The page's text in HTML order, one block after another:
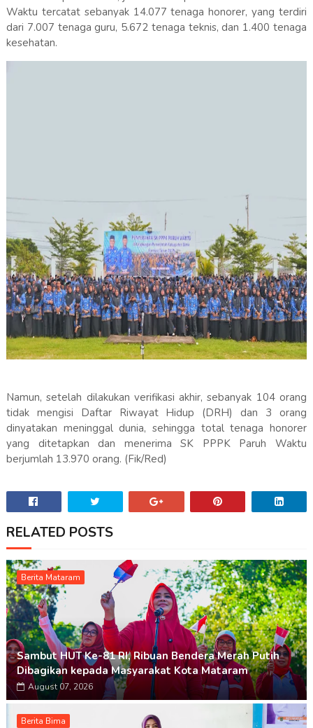
Waktu tercatat sebanyak 14.077 tenaga honorer, yang terdiri
dari 7.007 tenaga guru, 5.672 tenaga teknis, dan 1.400 tenaga
kesehatan.
Namun, setelah dilakukan verifikasi akhir, sebanyak 104 orang
tidak mengisi Daftar Riwayat Hidup (DRH) dan 3 orang
dinyatakan meninggal dunia, sehingga total tenaga honorer
yang ditetapkan dan menerima SK PPPK Paruh Waktu
berjumlah 13.970 orang. (Fik/Red)
RELATED POSTS
Berita Mataram
Sambut HUT Ke-81 RI, Ribuan Bendera Merah Putih
Dibagikan kepada Masyarakat Kota Mataram
August 07, 2026
Berita Bima